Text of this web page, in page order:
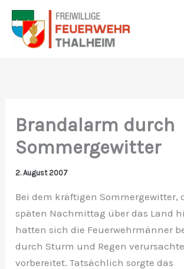
Zum
Inhalt
springen
Brandalarm durch
Sommergewitter
2. August 2007
Bei dem kräftigen Sommergewitter,
späten Nachmittag über das Land
hatten sich die Feuerwehrmänner
durch Sturm und Regen
vorbereitet. Tatsächlich sorgte das